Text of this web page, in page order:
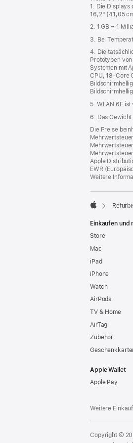
1. Die Displays
16,2" (41,05
2. 1 GB = 1
3. Bei
4. Die
Prototypen
Systemen mit
CPU, 18‑Core
5. WLAN 6E
6. Das
Die Preise
Apple
EWR
Weitere
Einkaufen und
Store
Mac
iPad
iPhone
Watch
AirPods
TV & Home
AirTag
Zubehör
Apple Wallet
Apple Pay
Weitere
Copyright ©